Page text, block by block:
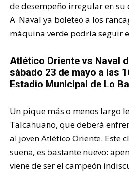
de desempeño irregular en su
A. Naval ya boleteó a los
máquina verde podría seguir
Atlético Oriente vs Naval
sábado 23 de mayo a las
Estadio Municipal de Lo
Un pique más o menos largo
Talcahuano, que deberá
al joven Atlético Oriente. Este
suena, es bastante nuevo:
viene de ser el campeón